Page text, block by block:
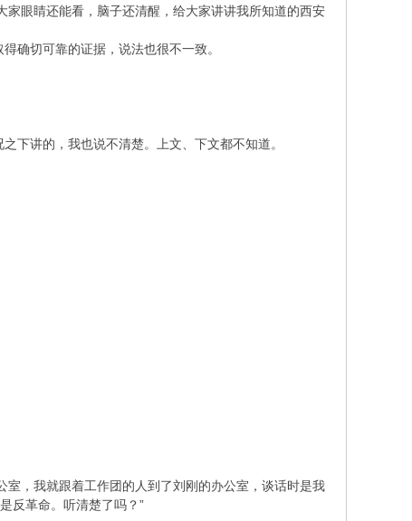
眼睛还能看，脑子还清醒，给大家讲讲我所知道的西安
确切可靠的证据，说法也很不一致。
下讲的，我也说不清楚。上文、下文都不知道。
，我就跟着工作团的人到了刘刚的办公室，谈话时是我
反革命。听清楚了吗？”